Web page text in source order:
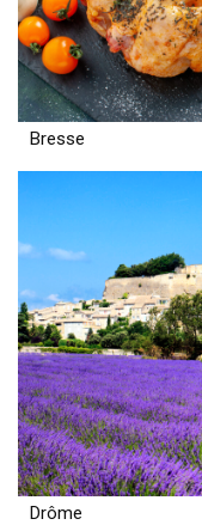
Bresse
Drôme